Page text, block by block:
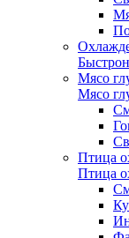
Мясо
Мясо
Птица
Птица